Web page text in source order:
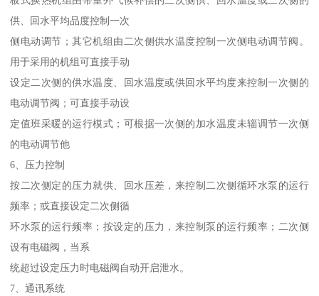
供、回水平均品度控制一次
侧电动调节；其它机组由二次侧供水温度控制一次侧电动调节阀。
用于采用的机组可直接手动
设定二次侧的供水温度、回水温度或供回水平均度来控制一次侧的
电动调节阀；可直接手动设
定值班采暖的运行模式；可根据一次侧的加水温度未辎调节一次侧
的电动调节他
6、压力控制
按二次侧定的压力就供、回水压差，来控制二次侧循环水泵的运行
频率；或直接设定二次侧循
环水泵的运行频率；按设定的压力，来控制泵的运行频率；二次侧
设有电磁阀，当系
统超过设定压力时电磁阀自动开启泄水。
7、通讯系统